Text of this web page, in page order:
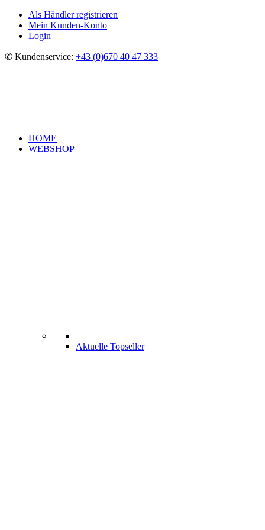
Als Händler registrieren
Mein Kunden-Konto
Login
✆ Kundenservice: +43 (0)670 40 47 333
HOME
WEBSHOP
Aktuelle Topseller